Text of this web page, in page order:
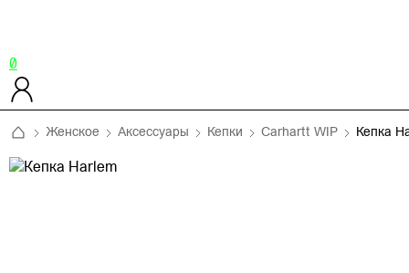
0
Женское Аксессуары Кепки Carhartt WIP Кепка